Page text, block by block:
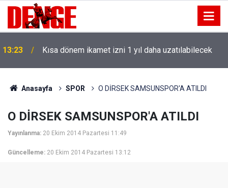
13:23 Kısa dönem ikamet izni 1 yıl daha uzatılabilecek
Anasayfa SPOR O DİRSEK SAMSUNSPOR'A ATILDI
O DİRSEK SAMSUNSPOR'A ATILDI
Yayınlanma: 20 Ekim 2014 Pazartesi 11:49
Güncelleme: 20 Ekim 2014 Pazartesi 13:12